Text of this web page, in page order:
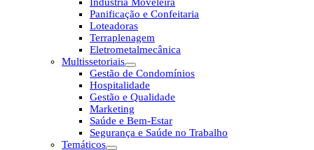
Panificação e Confeitaria
Loteadoras
Terraplenagem
Eletrometalmecânica
Multissetoriais
Gestão de Condomínios
Hospitalidade
Gestão e Qualidade
Marketing
Saúde e Bem-Estar
Segurança e Saúde no Trabalho
Temáticos